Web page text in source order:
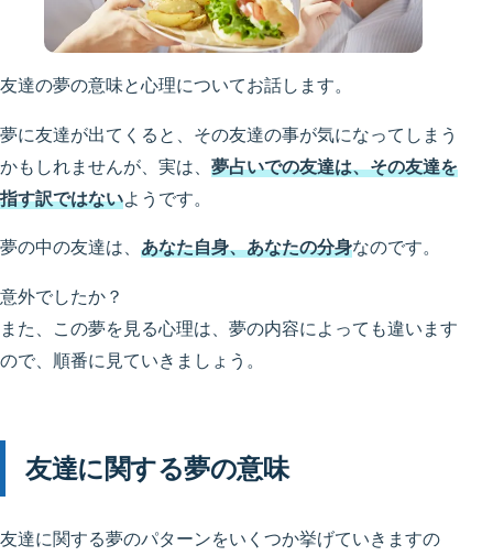
友達の夢の意味と心理についてお話します。
夢に友達が出てくると、その友達の事が気になってしまう
かもしれませんが、実は、 夢占いでの友達は、その友達を
指す訳ではないようです。
夢の中の友達は、 あなた自身、あなたの分身なのです。
意外でしたか？
また、この夢を見る心理は、夢の内容によっても違います
ので、順番に見ていきましょう。
友達に関する夢の意味
友達に関する夢のパターンをいくつか挙げていきますの